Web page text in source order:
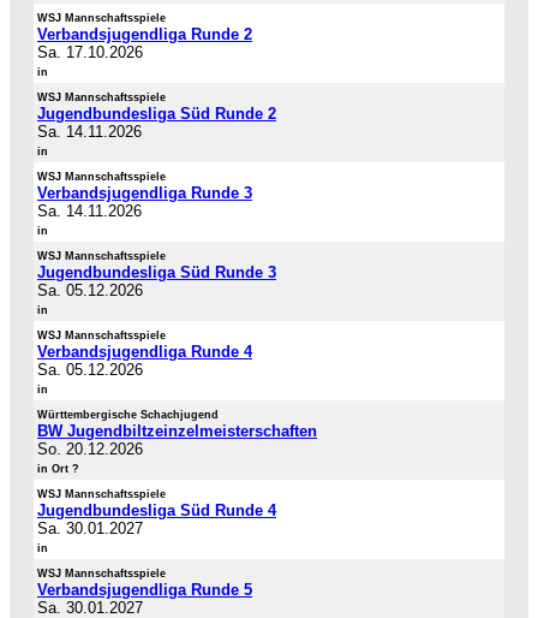
WSJ Mannschaftsspiele
Verbandsjugendliga Runde 2
Sa. 17.10.2026
in
WSJ Mannschaftsspiele
Jugendbundesliga Süd Runde 2
Sa. 14.11.2026
in
WSJ Mannschaftsspiele
Verbandsjugendliga Runde 3
Sa. 14.11.2026
in
WSJ Mannschaftsspiele
Jugendbundesliga Süd Runde 3
Sa. 05.12.2026
in
WSJ Mannschaftsspiele
Verbandsjugendliga Runde 4
Sa. 05.12.2026
in
Württembergische Schachjugend
BW Jugendbiltzeinzelmeisterschaften
So. 20.12.2026
in Ort ?
WSJ Mannschaftsspiele
Jugendbundesliga Süd Runde 4
Sa. 30.01.2027
in
WSJ Mannschaftsspiele
Verbandsjugendliga Runde 5
Sa. 30.01.2027